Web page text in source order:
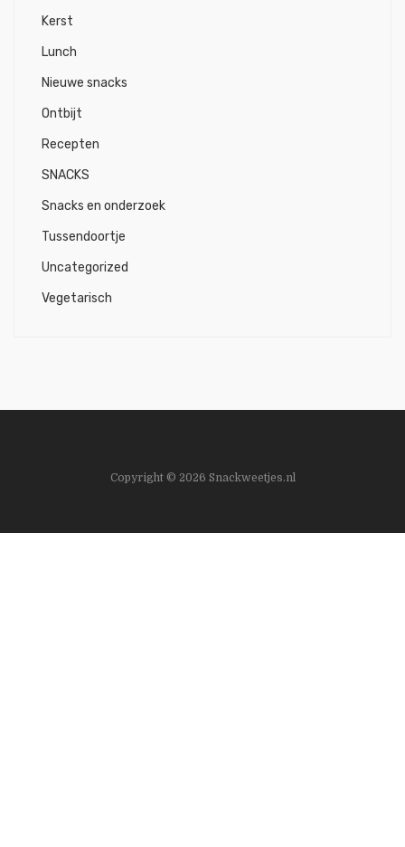
Kerst
Lunch
Nieuwe snacks
Ontbijt
Recepten
SNACKS
Snacks en onderzoek
Tussendoortje
Uncategorized
Vegetarisch
Copyright © 2026 Snackweetjes.nl